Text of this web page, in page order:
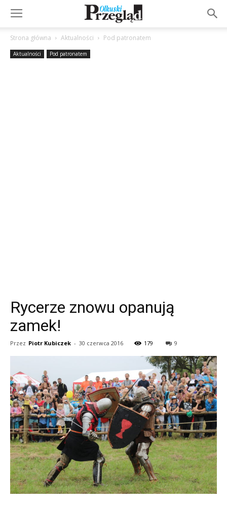
Strona główna Aktualności Pod patronatem
Aktualności Pod patronatem
Rycerze znowu opanują
zamek!
Przez Piotr Kubiczek - 30 czerwca 2016 179 9